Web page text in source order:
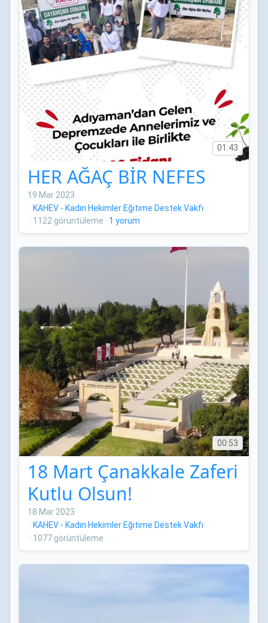
01:43
HER AĞAÇ BİR NEFES
19 Mar 2023
· KAHEV - Kadın Hekimler Eğitime Destek Vakfı
· 1122 görüntüleme · 1 yorum
00:53
18 Mart Çanakkale Zaferi
Kutlu Olsun!
18 Mar 2023
· KAHEV - Kadın Hekimler Eğitime Destek Vakfı
· 1077 görüntüleme